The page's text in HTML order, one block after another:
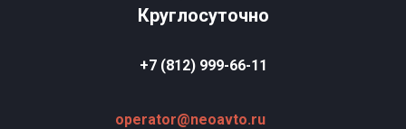
Круглосуточно
+7 (812) 999-66-11
operator@neoavto.ru